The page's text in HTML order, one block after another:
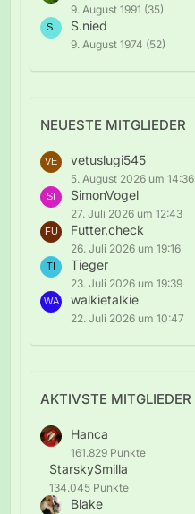
9. August 1991 (35)
S.nied
9. August 1974 (52)
NEUESTE MITGLIEDER
vetuslugi545
5. August 2026 um 14:36
SimonVogel
27. Juli 2026 um 12:43
Futter.check
26. Juli 2026 um 19:16
Tieger
23. Juli 2026 um 19:39
walkietalkie
22. Juli 2026 um 10:47
AKTIVSTE MITGLIEDER
Hanca
161.829 Punkte
StarskySmilla
134.045 Punkte
Blake